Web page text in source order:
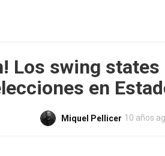
Los swing
en
Miquel Pellicer 10 años